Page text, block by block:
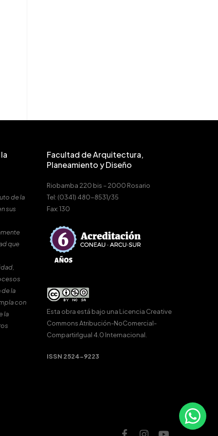
de la
sus
que
la
con
la
Facultad de Arquitectura,
Planeamiento y Diseño
Riobamba 220 bis – 2000 Rosario
Tel: (0341) 480-8531/35
Fax: 130
Esta obra está bajo una Licencia Creative
Commons Atribución-NoComercial-
CompartirIgual 4.0 Internacional
ISSN 2524-9223